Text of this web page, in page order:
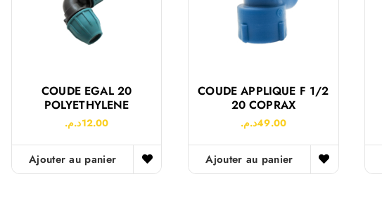
COUDE EGAL 20
POLYETHYLENE
12.00د.م.
Ajouter au panier
COUDE APPLIQUE F 1/2
20 COPRAX
49.00د.م.
Ajouter au panier